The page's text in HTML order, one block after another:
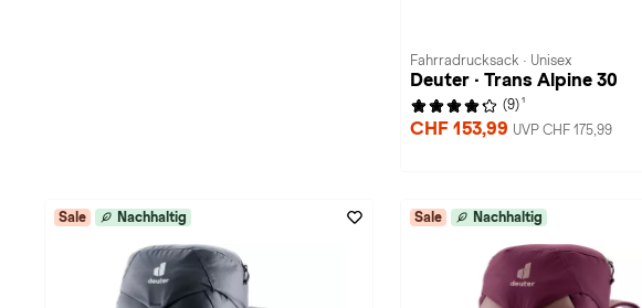
Fahrradrucksack · Unisex
Deuter · Trans Alpine 30
(9) 1
CHF 153,99 UVP CHF 175,99
Sale Nachhaltig Sale Nachhaltig